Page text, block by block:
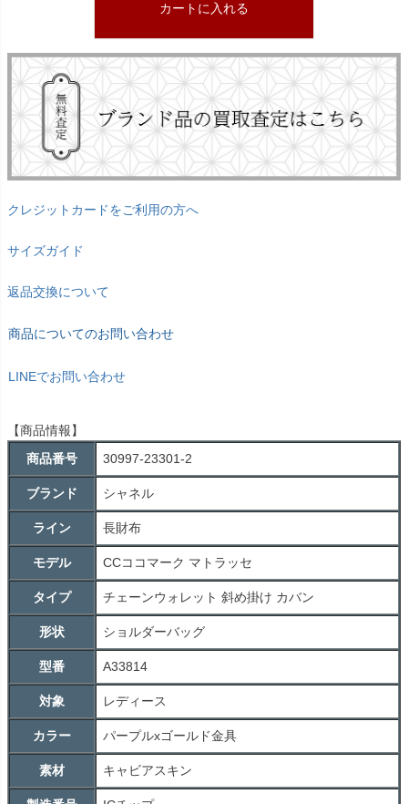
カートに入れる
クレジットカードをご利用の方へ
サイズガイド
返品交換について
商品についてのお問い合わせ
LINEでお問い合わせ
【商品情報】
商品番号
30997-23301-2
ブランド シャネル
ライン 長財布
モデル CCココマーク マトラッセ
タイプ チェーンウォレット 斜め掛け カバン
形状 ショルダーバッグ
型番 A33814
対象 レディース
カラー パープルxゴールド金具
素材 キャビアスキン